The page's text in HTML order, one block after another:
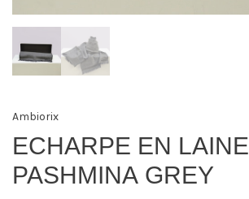
Ambiorix
ECHARPE EN LAINE
PASHMINA GREY